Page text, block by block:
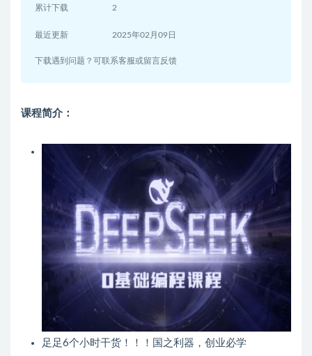
累计下载 2
最近更新 2025年02月09日
下载遇到问题？可联系客服或留言反馈
课程简介：
足足6个小时干货！！！国之利器，创业必学